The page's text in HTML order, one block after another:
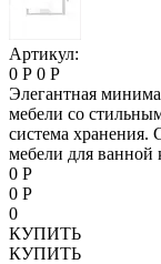
Артикул:
0 Р 0 Р
Элегантная
мебели со
система хранения.
мебели для ванной
0 Р
0 Р
0
КУПИТЬ
КУПИТЬ